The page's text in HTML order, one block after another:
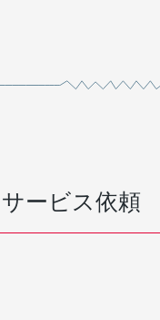
ービス依頼